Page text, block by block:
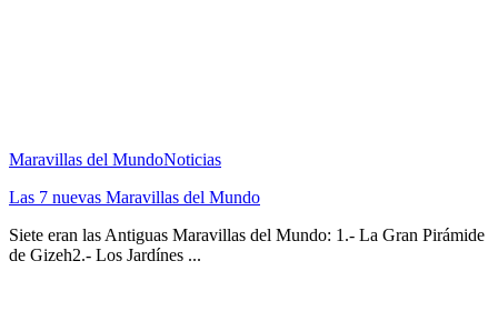
Maravillas del MundoNoticias
Las 7 nuevas Maravillas del Mundo
Siete eran las Antiguas Maravillas del Mundo: 1.- La Gran Pirámide
de Gizeh2.- Los Jardínes ...